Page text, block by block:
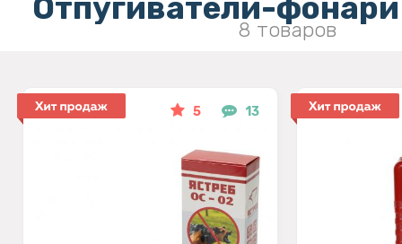
Отпугиватели-фонари
8 товаров
5 13